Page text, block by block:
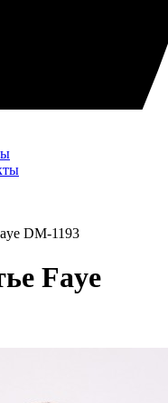
DM-1193
Faye